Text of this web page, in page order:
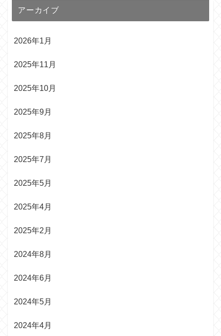
アーカイブ
2026年1月
2025年11月
2025年10月
2025年9月
2025年8月
2025年7月
2025年5月
2025年4月
2025年2月
2024年8月
2024年6月
2024年5月
2024年4月